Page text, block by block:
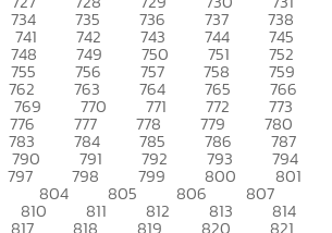
734 735 736 737 738
741 742 743 744 745
748 749 750 751 752
755 756 757 758 759
762 763 764 765 766
769 770 771 772 773
776 777 778 779 780
783 784 785 786 787
790 791 792 793 794
797 798 799 800 801
804 805 806 807
810 811 812 813 814
817 818 819 820 821